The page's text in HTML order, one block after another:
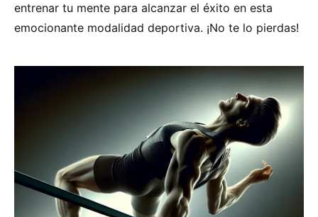
entrenar tu mente para alcanzar el éxito en esta
emocionante modalidad deportiva. ¡No te lo pierdas!